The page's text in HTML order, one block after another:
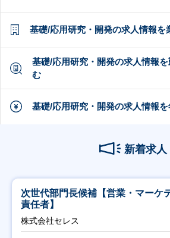
基礎/応用研究・開発の求人情報を
基礎/応用研究・開発の求人情報
む
基礎/応用研究・開発の求人情報
新着求人
次世代部門長候補【営業・マーケ
責任者】
株式会社セレス